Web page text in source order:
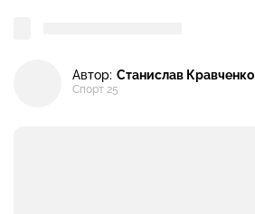
Автор: Станислав Кравченко
Спорт 25